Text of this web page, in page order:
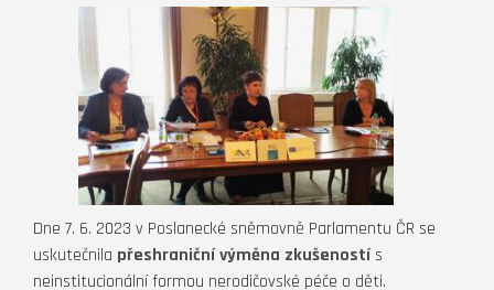
Dne 7. 6. 2023 v Poslanecké sněmovně Parlamentu ČR se
uskutečnila přeshraniční výměna zkušenostís
neinstitucionální formou nerodičovské péče o děti.